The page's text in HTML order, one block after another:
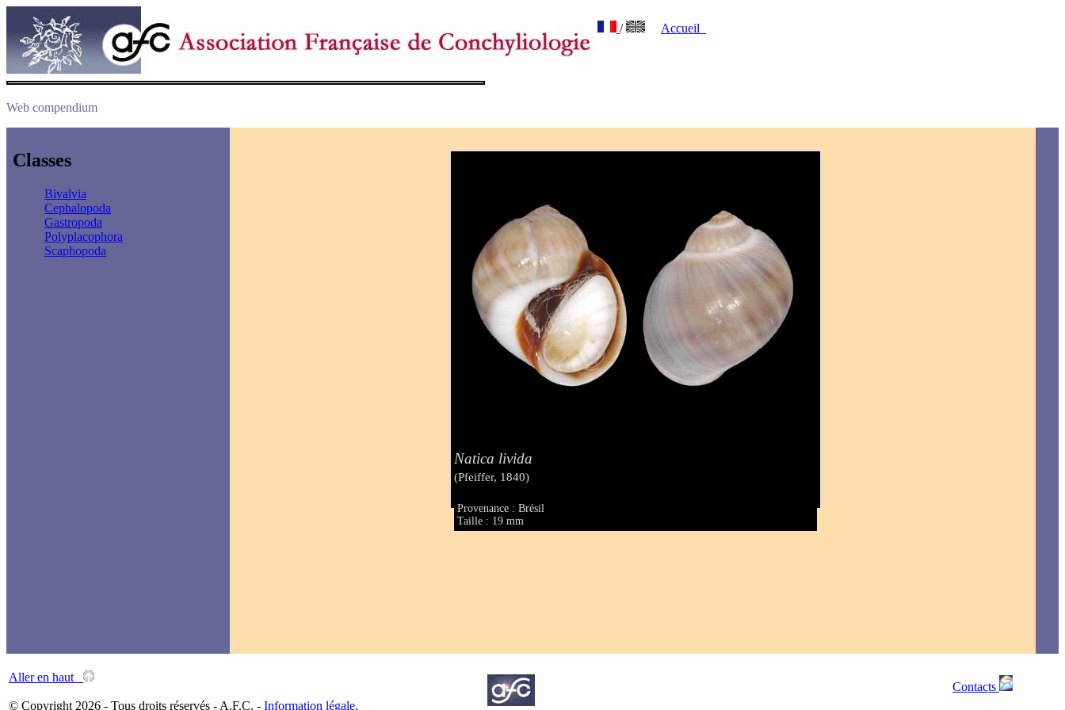
/ Accueil
Web compendium
Classes
Bivalvia
Cephalopoda
Gastropoda
Polyplacophora
Scaphopoda
Natica livida
(Pfeiffer, 1840)
Provenance : Brésil
Taille : 19 mm
Aller en haut
© Copyright 2026 - Tous droits réservés - A.F.C. - Information légale.
Contacts